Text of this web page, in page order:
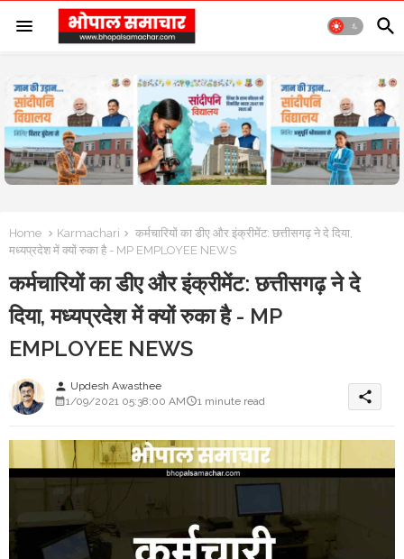
Home Karmachari
कर्मचारियों का डीए और इंक्रीमेंट: छत्तीसगढ़ ने दे दिया,
मध्यप्रदेश में क्यों रुका है - MP EMPLOYEE NEWS
कर्मचारियों का डीए और इंक्रीमेंट: छत्तीसगढ़ ने दे
दिया, मध्यप्रदेश में क्यों रुका है - MP
EMPLOYEE NEWS
person Updesh Awasthee
1/09/2021 05:38:00 AM
1 minute read share